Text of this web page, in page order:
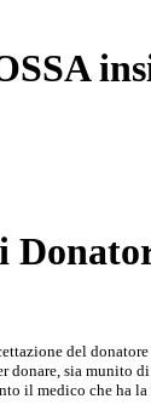
del
donare, sia munito
il medico che ha